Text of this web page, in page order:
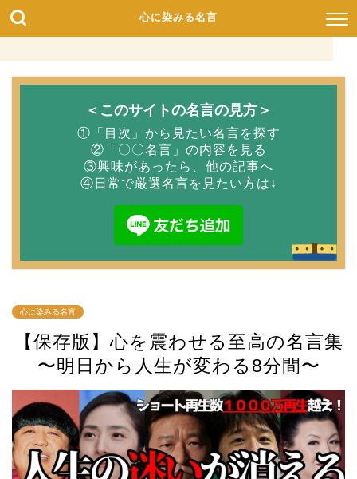
心に染みる名言
＜このサイトの名言の見方＞
①「目次」から見たい名言を探す
②「〇〇名言」の内容を見る
③興味があったら、他の記事へ
④日常で厳選名言を見たい方は↓
心に染みる名言
【保存版】心を震わせる至高の名言集
〜明日から人生が変わる8分間〜